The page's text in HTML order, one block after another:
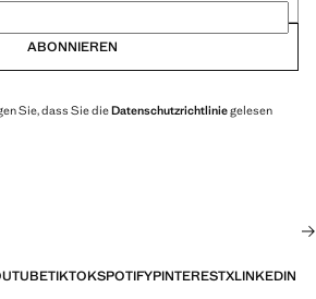
ABONNIEREN
Sie, dass Sie dieDatenschutzrichtliniegelesen
TIKTOKSPOTIFYPINTERESTXLINKEDIN